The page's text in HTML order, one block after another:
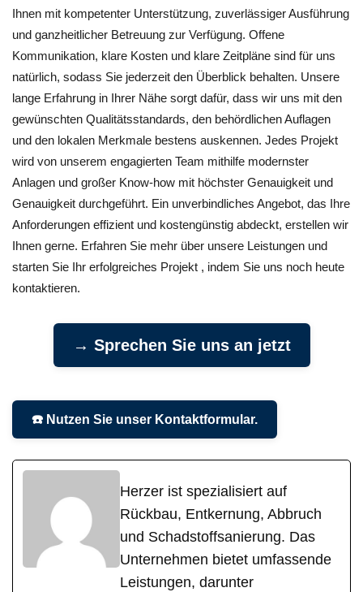
Ihnen mit kompetenter Unterstützung, zuverlässiger Ausführung
und ganzheitlicher Betreuung zur Verfügung. Offene
Kommunikation, klare Kosten und klare Zeitpläne sind für uns
natürlich, sodass Sie jederzeit den Überblick behalten. Unsere
lange Erfahrung in Ihrer Nähe sorgt dafür, dass wir uns mit den
gewünschten Qualitätsstandards, den behördlichen Auflagen
und den lokalen Merkmale bestens auskennen. Jedes Projekt
wird von unserem engagierten Team mithilfe modernster
Anlagen und großer Know-how mit höchster Genauigkeit und
Genauigkeit durchgeführt. Ein unverbindliches Angebot, das Ihre
Anforderungen effizient und kostengünstig abdeckt, erstellen wir
Ihnen gerne. Erfahren Sie mehr über unsere Leistungen und
starten Sie Ihr erfolgreiches Projekt , indem Sie uns noch heute
kontaktieren.
→ Sprechen Sie uns an jetzt
☎️ Nutzen Sie unser Kontaktformular.
Herzer ist spezialisiert auf
Rückbau, Entkernung, Abbruch
und Schadstoffsanierung. Das
Unternehmen bietet umfassende
Leistungen, darunter